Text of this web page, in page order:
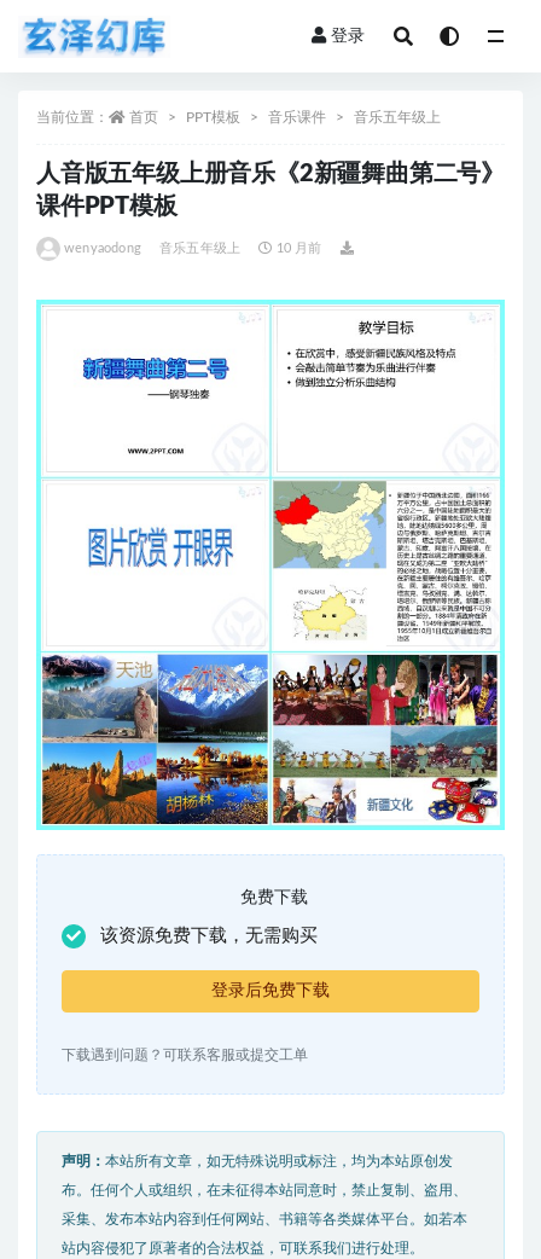
登录
当前位置： 首页 PPT模板 音乐课件 音乐五年级上
人音版五年级上册音乐《2新疆舞曲第二号》
课件PPT模板
wenyaodong 音乐五年级上 10 月前
免费下载
该资源免费下载，无需购买
登录后免费下载
下载遇到问题？可联系客服或提交工单
声明： 本站所有文章，如无特殊说明或标注，均为本站原创发
布。任何个人或组织，在未征得本站同意时，禁止复制、盗用、
采集、发布本站内容到任何网站、书籍等各类媒体平台。如若本
站内容侵犯了原著者的合法权益，可联系我们进行处理。